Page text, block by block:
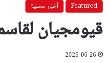
Featured أخبار محلية
قيومجيان
2026-06-26